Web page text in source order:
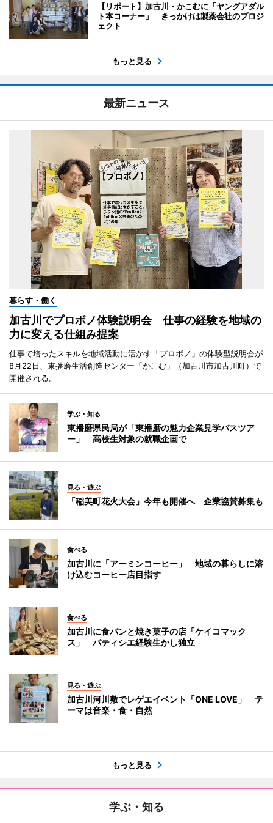
【リポート】加古川・かこむに「ヤングアダル
ト本コーナー」 きっかけは製薬会社のプロジ
ェクト
もっと見る
最新ニュース
暮らす・働く
加古川でプロボノ体験説明会 仕事の経験を地域の
力に変える仕組み提案
仕事で培ったスキルを地域活動に活かす「プロボノ」の体験型説明会が
8月22日、東播磨生活創造センター「かこむ」（加古川市加古川町）で
開催される。
学ぶ・知る
東播磨県民局が「東播磨の魅力企業見学バスツア
ー」 高校生対象の就職企画で
見る・遊ぶ
「稲美町花火大会」今年も開催へ 企業協賛募集も
食べる
加古川に「アーミンコーヒー」 地域の暮らしに溶
け込むコーヒー店目指す
食べる
加古川に食パンと焼き菓子の店「ケイコマック
ス」 パティシエ経験生かし独立
見る・遊ぶ
加古川河川敷でレゲエイベント「ONE LOVE」 テ
ーマは音楽・食・自然
もっと見る
学ぶ・知る